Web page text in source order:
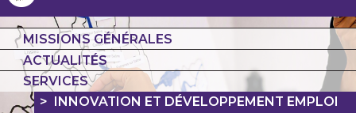
MISSIONS GÉNÉRALES
ACTUALITÉS
SERVICES
INNOVATION ET DÉVELOPPEMENT EMPLOI